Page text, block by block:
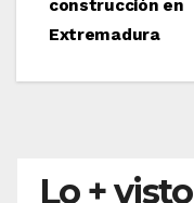
entradas
construcción en
Extremadura
Lo + visto